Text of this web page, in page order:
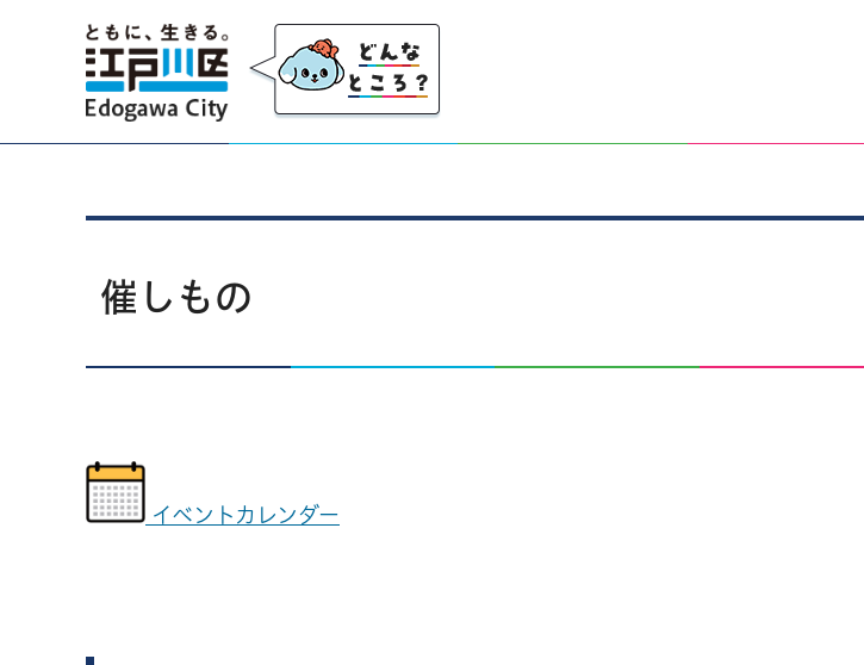
江戸川区
催しもの
イベントカレンダー